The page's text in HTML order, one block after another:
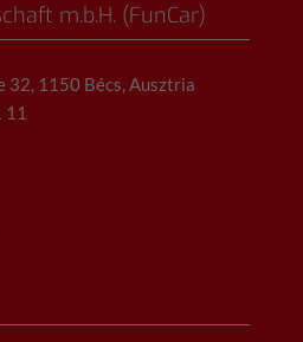
m.b.H. (FunCar)
32, 1150 Bécs, Ausztria
11